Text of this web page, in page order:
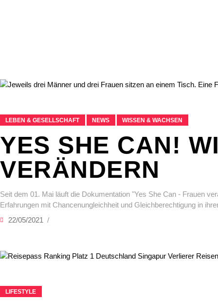
LEBEN & GESELLSCHAFT NEWS WISSEN & WACHSEN
YES SHE CAN!
VERÄNDERN
Seit dem 01. Mai läuft die Dokumentation "Yes She Can - Frauen
Erfahrungen mit Chancenungleichheit und Gleichberechtigung in
22/05/2021
LIFESTYLE